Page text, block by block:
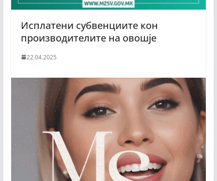
Исплатени субвенциите кон
производителите на овошје
22.04.2025